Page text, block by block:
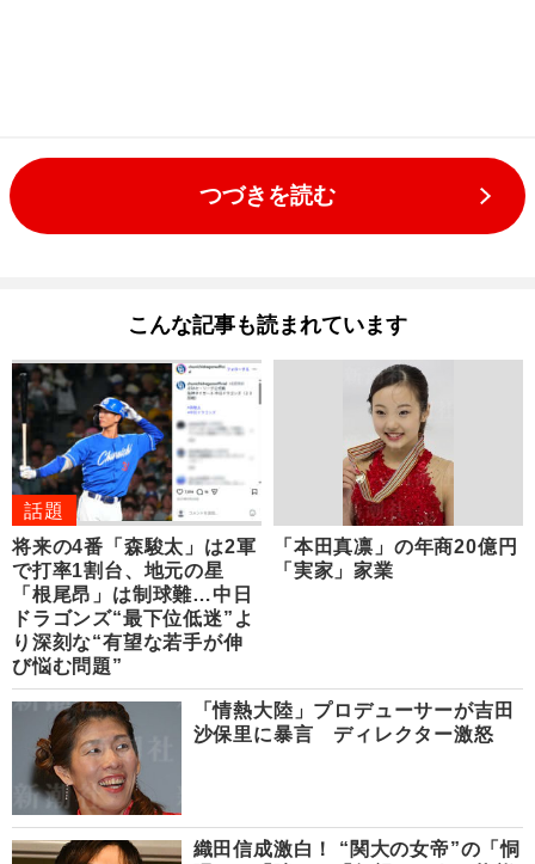
つづきを読む
こんな記事も読まれています
話題
将来の4番「森駿太」は2軍
で打率1割台、地元の星
「根尾昂」は制球難…中日
ドラゴンズ“最下位低迷”よ
り深刻な“有望な若手が伸
び悩む問題”
「本田真凛」の年商20億円
「実家」家業
「情熱大陸」プロデューサーが吉田
沙保里に暴言 ディレクター激怒
織田信成激白！ “関大の女帝”の「恫